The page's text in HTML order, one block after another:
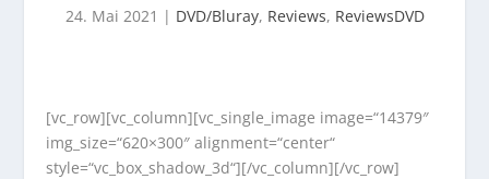
24. Mai 2021 | DVD/Bluray, Reviews, ReviewsDVD
[vc_row][vc_column][vc_single_image image=“14379″
img_size=“620×300″ alignment=“center“
style=“vc_box_shadow_3d“][/vc_column][/vc_row]